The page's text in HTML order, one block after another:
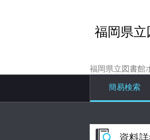
福岡県立
福岡県立図書館
簡易検索
資料